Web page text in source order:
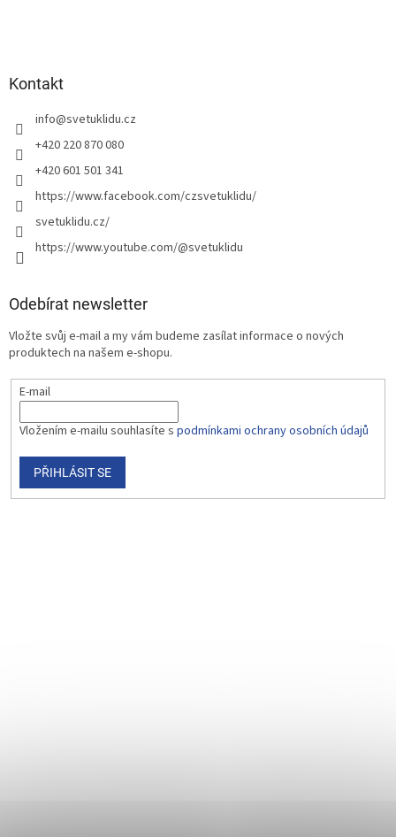
Kontakt
info@svetuklidu.cz
+420 220 870 080
+420 601 501 341
https://www.facebook.com/czsvetuklidu/
svetuklidu.cz/
https://www.youtube.com/@svetuklidu
Odebírat newsletter
Vložte svůj e-mail a my vám budeme zasílat informace o nových
produktech na našem e-shopu.
E-mail
Vložením e-mailu souhlasíte s podmínkami ochrany osobních údajů
PŘIHLÁSIT SE